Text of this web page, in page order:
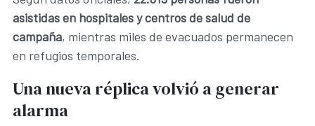
asistidas en hospitales y centros de salud de
campaña, mientras miles de evacuados permanecen
en refugios temporales.
Una nueva réplica volvió a generar
alarma